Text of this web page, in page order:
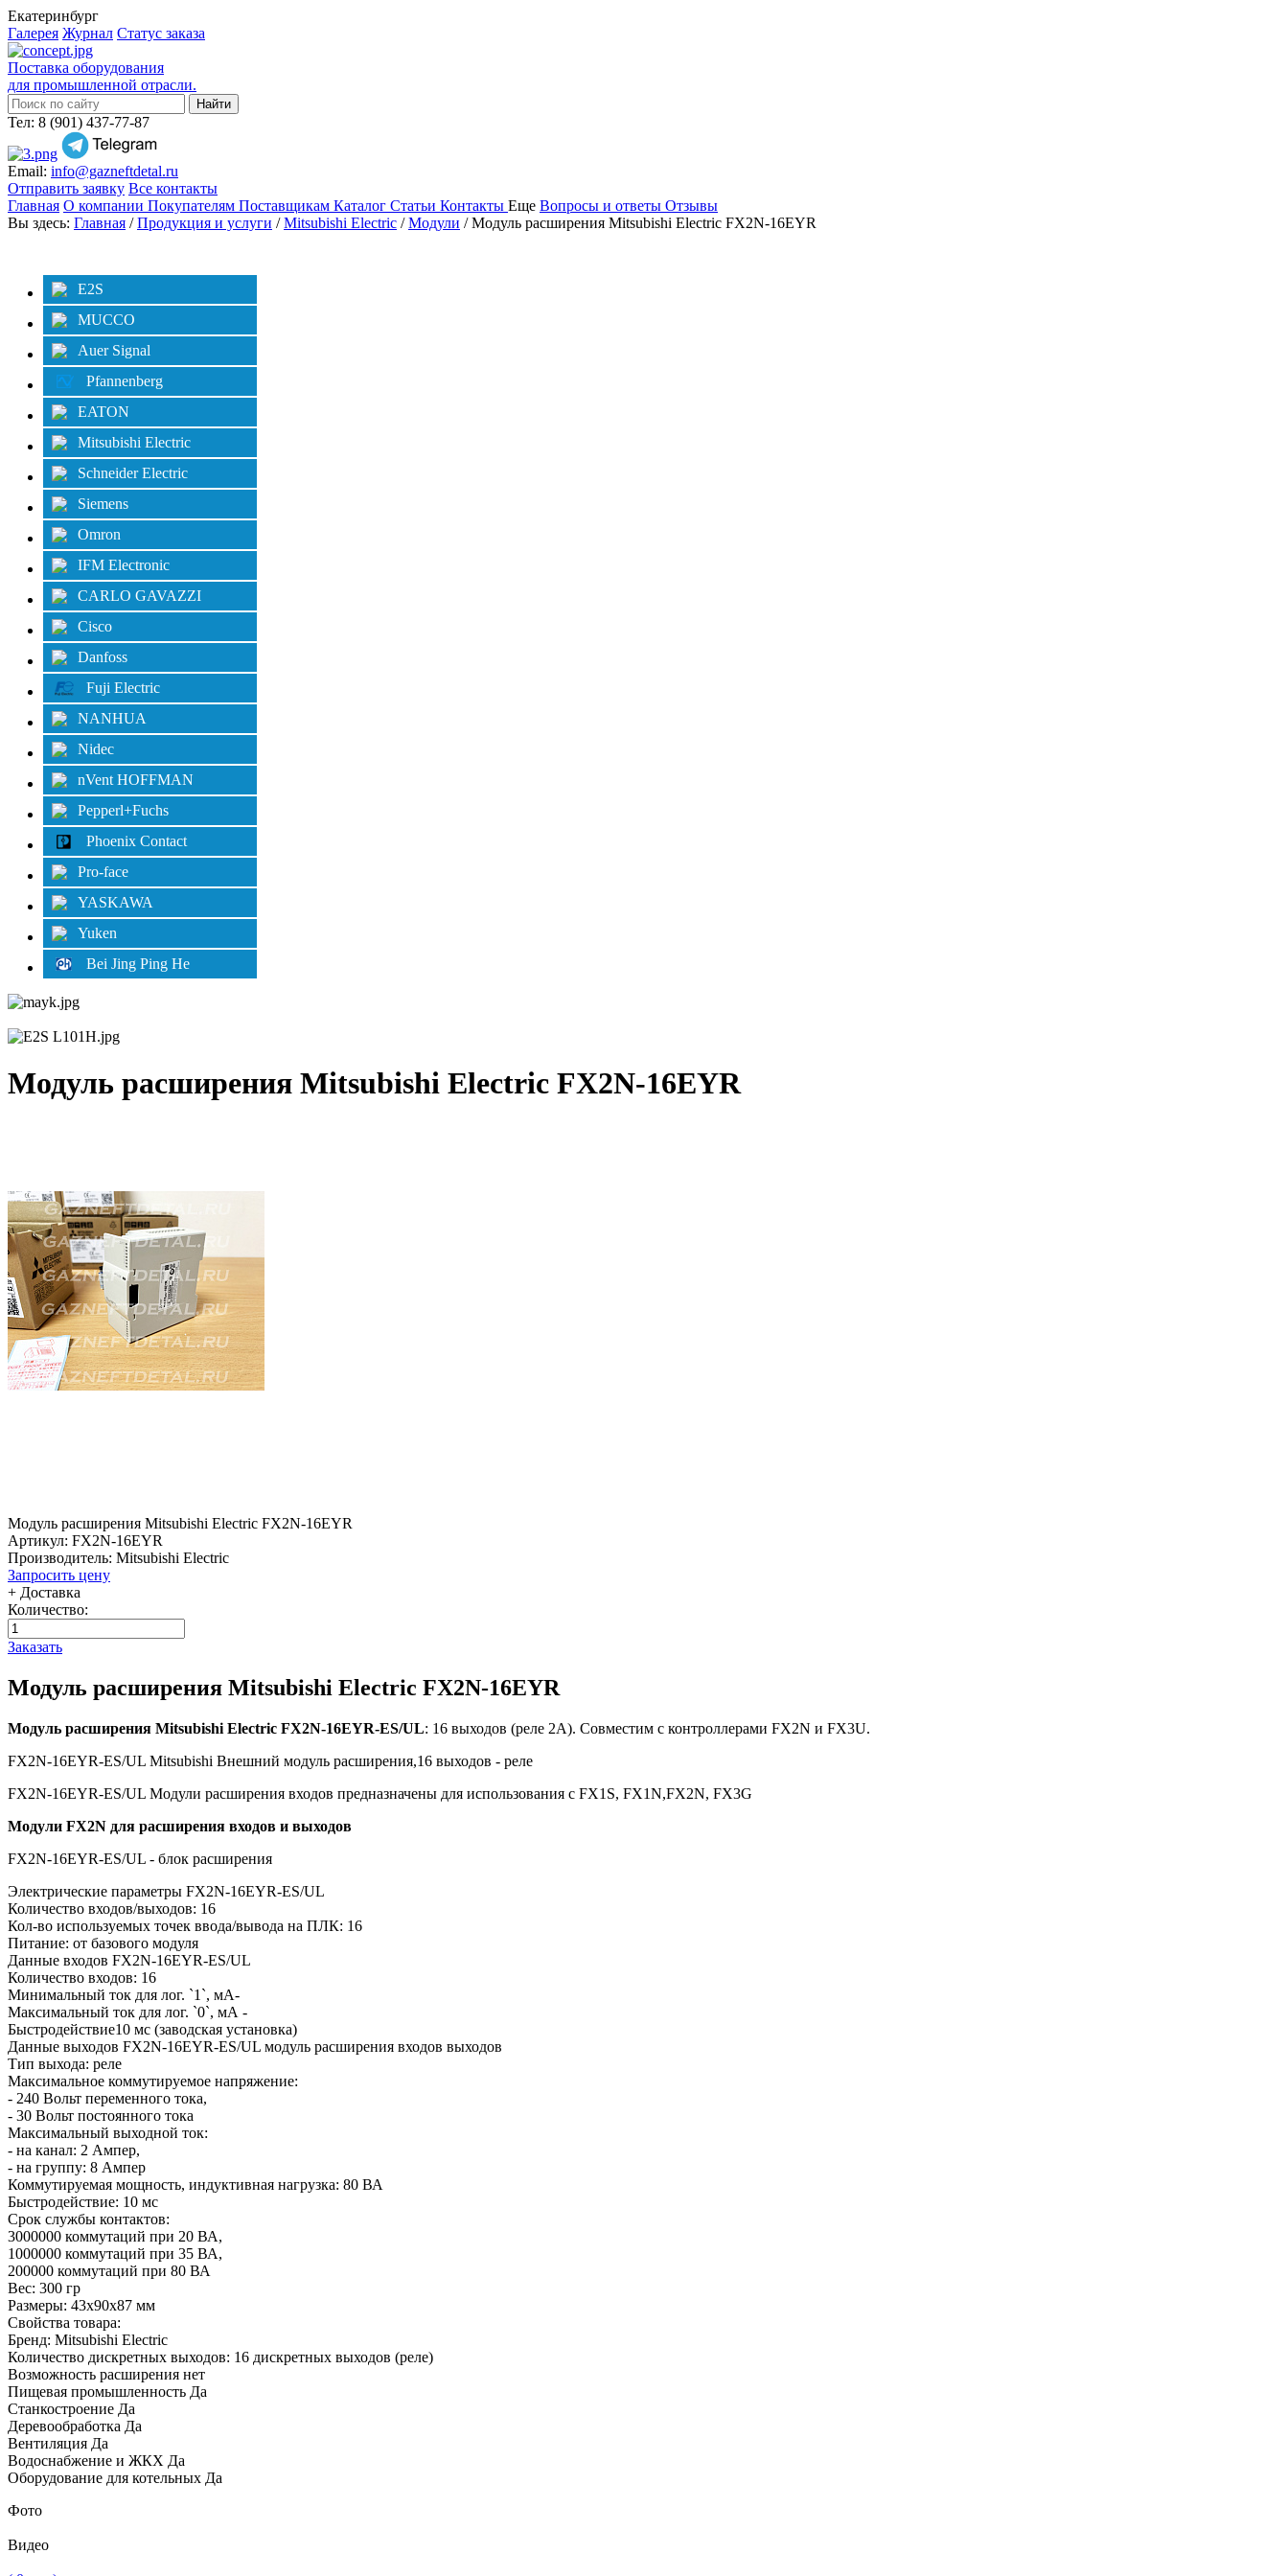
Екатеринбург
Галерея Журнал Статус заказа
Поставка оборудования
для промышленной отрасли.
Тел: 8 (901) 437-77-87
Email: info@gazneftdetal.ru
Отправить заявку Все контакты
Главная О компании Покупателям Поставщикам Каталог Статьи Контакты Еще Вопросы и ответы Отзывы
Вы здесь: Главная /Продукция и услуги /Mitsubishi Electric /Модули / Модуль расширения Mitsubishi Electric FX2N-16EYR
E2S
MUCCO
Auer Signal
Pfannenberg
EATON
Mitsubishi Electric
Schneider Electric
Siemens
Omron
IFM Electronic
CARLO GAVAZZI
Cisco
Danfoss
Fuji Electric
NANHUA
Nidec
nVent HOFFMAN
Pepperl+Fuchs
Phoenix Contact
Pro-face
YASKAWA
Yuken
Bei Jing Ping He
Модуль расширения Mitsubishi Electric FX2N-16EYR
Модуль расширения Mitsubishi Electric FX2N-16EYR
Артикул: FX2N-16EYR
Производитель: Mitsubishi Electric
Запросить цену
+ Доставка
Количество:
Заказать
Модуль расширения Mitsubishi Electric FX2N-16EYR
Модуль расширения Mitsubishi Electric FX2N-16EYR-ES/UL: 16 выходов (реле 2A). Совместим с контроллерами FX2N и FX3U.
FX2N-16EYR-ES/UL Mitsubishi Внешний модуль расширения,16 выходов - реле
FX2N-16EYR-ES/UL Модули расширения входов предназначены для использования с FX1S, FX1N,FX2N, FX3G
Модули FX2N для расширения входов и выходов
FX2N-16EYR-ES/UL - блок расширения
Электрические параметры FX2N-16EYR-ES/UL
Количество входов/выходов: 16
Кол-во используемых точек ввода/вывода на ПЛК: 16
Питание: от базового модуля
Данные входов FX2N-16EYR-ES/UL
Количество входов: 16
Минимальный ток для лог. `1`, мА-
Максимальный ток для лог. `0`, мА -
Быстродействие10 мс (заводская установка)
Данные выходов FX2N-16EYR-ES/UL модуль расширения входов выходов
Тип выхода: реле
Максимальное коммутируемое напряжение:
- 240 Вольт переменного тока,
- 30 Вольт постоянного тока
Максимальный выходной ток:
- на канал: 2 Ампер,
- на группу: 8 Ампер
Коммутируемая мощность, индуктивная нагрузка: 80 ВА
Быстродействие: 10 мс
Срок службы контактов:
3000000 коммутаций при 20 ВА,
1000000 коммутаций при 35 ВА,
200000 коммутаций при 80 ВА
Вес: 300 гр
Размеры: 43х90х87 мм
Свойства товара:
Бренд: Mitsubishi Electric
Количество дискретных выходов: 16 дискретных выходов (реле)
Возможность расширения нет
Пищевая промышленность Да
Станкостроение Да
Деревообработка Да
Вентиляция Да
Водоснабжение и ЖКХ Да
Оборудование для котельных Да
Фото
Видео